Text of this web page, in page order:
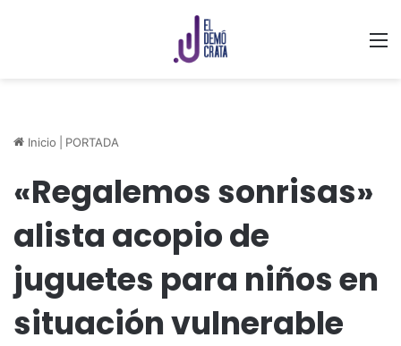
Inicio PORTADA
«Regalemos sonrisas»
alista acopio de
juguetes para niños en
situación vulnerable